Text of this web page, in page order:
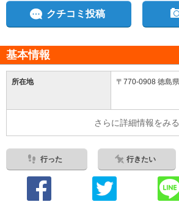
クチコミ投稿
基本情報
所在地
〒770-0908 徳島
さらに詳細情報をみる
行った 行きたい